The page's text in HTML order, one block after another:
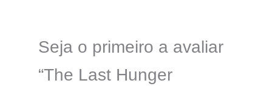
Seja o primeiro a avaliar
“The Last Hunger